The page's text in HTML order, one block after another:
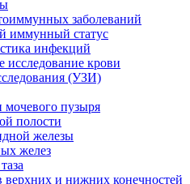
заболеваний
иммунный статус
инфекций
исследование крови
(УЗИ)
пузыря
полости
железы
желез
верхних и нижних конечностей